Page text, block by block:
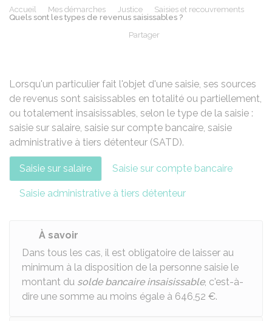
Accueil Mes démarches Justice
Saisies et recouvrements
Quels sont les types de revenus saisissables ?
Partager
Lorsqu'un particulier fait l'objet d'une saisie, ses sources
de revenus sont saisissables en totalité ou partiellement,
ou totalement insaisissables, selon le type de la saisie :
saisie sur salaire, saisie sur compte bancaire, saisie
administrative à tiers détenteur (SATD).
Saisie sur salaire Saisie sur compte bancaire
Saisie administrative à tiers détenteur
À savoir
Dans tous les cas, il est obligatoire de laisser au
minimum à la disposition de la personne saisie le
montant du solde bancaire insaisissable, c'est-à-
dire une somme au moins égale à 646,52 €.